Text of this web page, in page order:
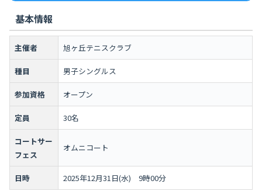
基本情報
主催者 旭ヶ丘テニスクラブ
種目 男子シングルス
参加資格 オープン
定員 30名
コートサー
フェス
オムニコート
日時 2025年12月31日(水) 9時00分